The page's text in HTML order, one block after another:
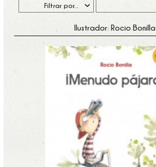
Ilustrador: Rocio Bonilla